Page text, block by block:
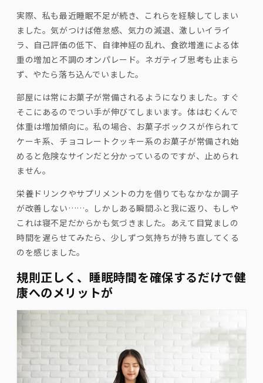
実際、私も最近睡眠不足が続き、これらを経験してしまい
ました。気がつけば倦怠感、気力の減退、激しいイライ
ラ、自己評価の低下、自律神経の乱れ、食欲増進による体
重の増加と不調のオンパレード。ネガティブ思考も止まら
ず、やたら落ち込んでいました。
部屋には常にお菓子が常備されるようになりました。すぐ
そこにあるのでつい手が伸びてしまいます。体はむくんで
体重は増加傾向に。私の場合、お菓子ボックスが作られて
ケーキ系、チョコレートクッキー系のお菓子が常備され始
めると危険なサインだと分かっているのですが、止められ
ません。
栄養ドリンクやサプリメントの力を借りてもなかなか調子
が改善しない……。しかしある瞬間ふと我に返り、もしや
これは寝不足だからかも気づきました。あえて目覚ましの
時間を遅らせてみたら、少しずつ気持ちが持ち直してくる
のを感じました。
規則正しく、睡眠時間を確保するだけで健
康へのメリットが